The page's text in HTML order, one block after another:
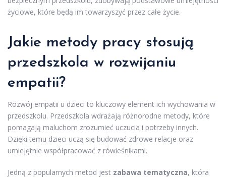
życiowe, które będą im towarzyszyć przez całe życie.
Jakie metody pracy stosują
przedszkola w rozwijaniu
empatii?
Rozwój empatii u dzieci to kluczowy element ich wychowania w
przedszkolu. Przedszkola wdrażają różnorodne metody, które
pomagają maluchom zrozumieć uczucia i potrzeby innych.
Dzięki temu dzieci uczą się budować zdrowe relacje oraz
umiejętnie współpracować z rówieśnikami.
Jedną z popularnych metod jest zabawa tematyczna, która